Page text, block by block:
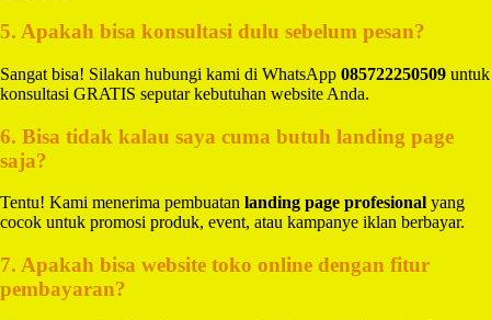
5. Apakah bisa konsultasi dulu sebelum pesan?
Sangat bisa! Silakan hubungi kami di WhatsApp 085722250509 untuk
konsultasi GRATIS seputar kebutuhan website Anda.
6. Bisa tidak kalau saya cuma butuh landing page
saja?
Tentu! Kami menerima pembuatan landing page profesional yang
cocok untuk promosi produk, event, atau kampanye iklan berbayar.
7. Apakah bisa website toko online dengan fitur
pembayaran?